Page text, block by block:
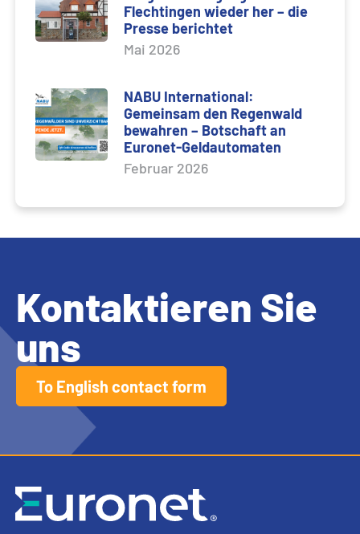
Flechtingen wieder her – die
Presse berichtet
Mai 2026
NABU International:
Gemeinsam den Regenwald
bewahren – Botschaft an
Euronet-Geldautomaten
Februar 2026
Kontaktieren Sie
uns
To English contact form